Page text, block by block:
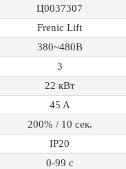
Ц0037307
Frenic Lift
380~480B
3
22 кВт
45 A
200% / 10 сек.
IP20
0-99 с